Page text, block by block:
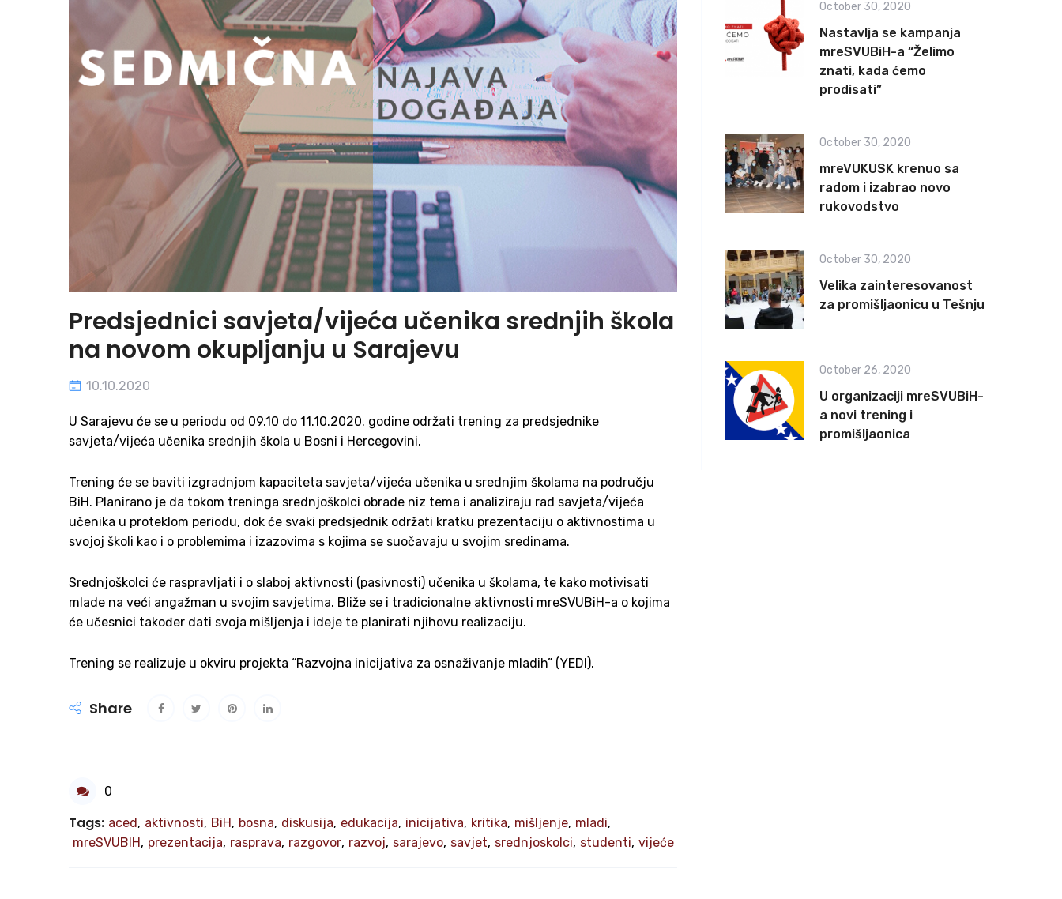
Predsjednici savjeta/vijeća učenika srednjih škola
na novom okupljanju u Sarajevu
10.10.2020
U Sarajevu će se u periodu od 09.10 do 11.10.2020. godine održati trening za predsjednike
savjeta/vijeća učenika srednjih škola u Bosni i Hercegovini.
Trening će se baviti izgradnjom kapaciteta savjeta/vijeća učenika u srednjim školama na području
BiH. Planirano je da tokom treninga srednjoškolci obrade niz tema i analiziraju rad savjeta/vijeća
učenika u proteklom periodu, dok će svaki predsjednik održati kratku prezentaciju o aktivnostima u
svojoj školi kao i o problemima i izazovima s kojima se suočavaju u svojim sredinama.
Srednjoškolci će raspravljati i o slaboj aktivnosti (pasivnosti) učenika u školama, te kako motivisati
mlade na veći angažman u svojim savjetima. Bliže se i tradicionalne aktivnosti mreSVUBiH-a o kojima
će učesnici također dati svoja mišljenja i ideje te planirati njihovu realizaciju.
Trening se realizuje u okviru projekta “Razvojna inicijativa za osnaživanje mladih” (YEDI).
Share
0
Tags: aced , aktivnosti, BiH , bosna, diskusija, edukacija, inicijativa, kritika, mišljenje, mladi,
mreSVUBIH , prezentacija, rasprava, razgovor, razvoj, sarajevo, savjet, srednjoskolci, studenti, vijeće
October 30, 2020
Nastavlja se kampanja
mreSVUBiH-a “Želimo
znati, kada ćemo
prodisati”
October 30, 2020
mreVUKUSK krenuo sa
radom i izabrao novo
rukovodstvo
October 30, 2020
Velika zainteresovanost
za promišljaonicu u Tešnju
October 26, 2020
U organizaciji mreSVUBiH-
a novi trening i
promišljaonica